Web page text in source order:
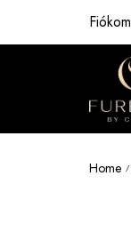
Fiókom
Home /